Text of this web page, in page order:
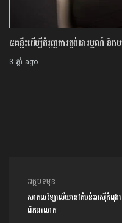
៥គន្លឹះដើម្បីជំរុញការផ្ចង់អារម្មណ៍
3 ឆ្នាំ ago
ការ​នាំទិស​ប្
អត្ថបទមុន
សាកលវិទ្យាល័យ​នៅ​តំបន់អាស៊ីកំពុង
ពិភពលោក